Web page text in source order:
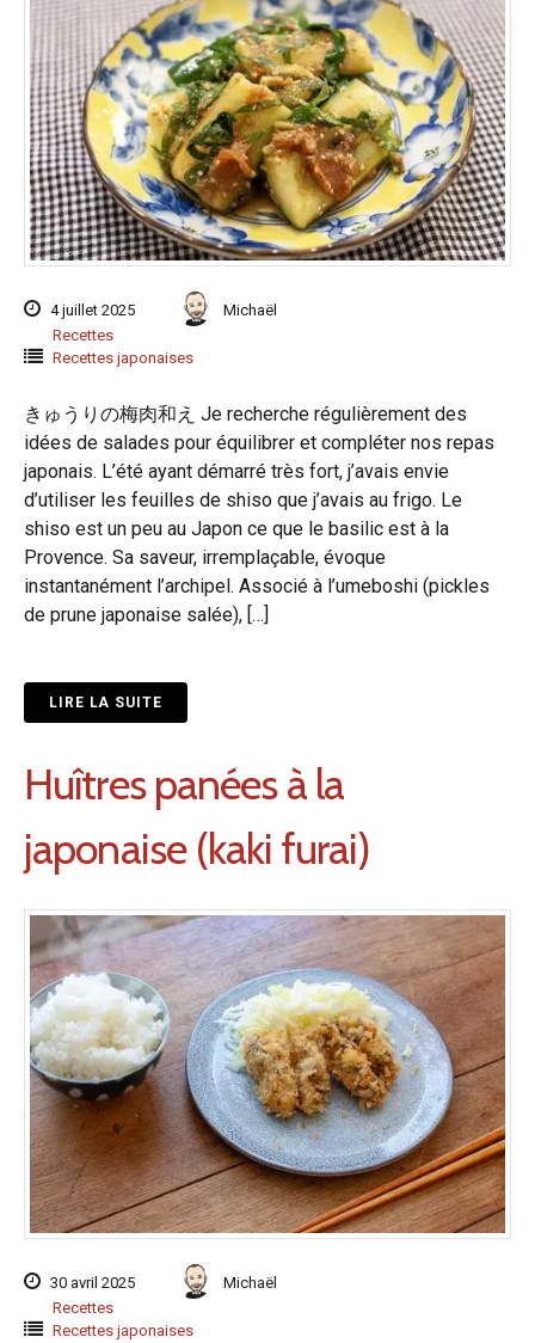
4 juillet 2025
Michaël
Recettes
Recettes japonaises
きゅうりの梅肉和え Je recherche régulièrement des
idées de salades pour équilibrer et compléter nos repas
japonais. L’été ayant démarré très fort, j’avais envie
d’utiliser les feuilles de shiso que j’avais au frigo. Le
shiso est un peu au Japon ce que le basilic est à la
Provence. Sa saveur, irremplaçable, évoque
instantanément l’archipel. Associé à l’umeboshi (pickles
de prune japonaise salée), […]
LIRE LA SUITE
Huîtres panées à la
japonaise (kaki furai)
30 avril 2025
Michaël
Recettes
Recettes japonaises